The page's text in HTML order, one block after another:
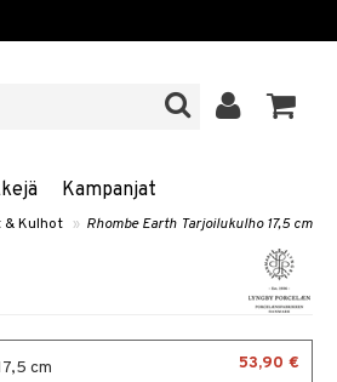
Kampanjat
& Kulhot » Rhombe Earth Tarjoilukulho 17,5 cm
cm 53,90 €